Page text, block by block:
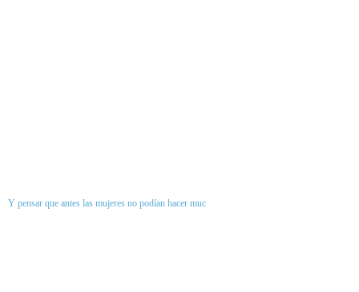
Y pensar que antes las mujeres no podían hacer muc